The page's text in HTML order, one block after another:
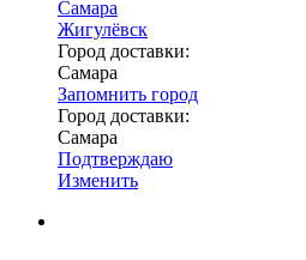
Самара
Жигулёвск
Город доставки:
Самара
Запомнить город
Город доставки:
Самара
Подтверждаю
Изменить